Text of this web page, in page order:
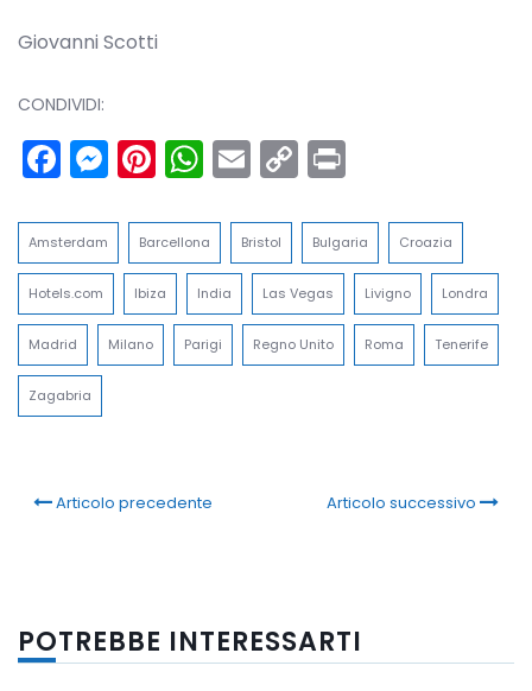
Giovanni Scotti
CONDIVIDI:
Facebook
Messenger
Pinterest
WhatsApp
Email
Copy
Link
Amsterdam Barcellona Bristol Bulgaria Croazia
Hotels.com Ibiza India Las Vegas Livigno Londra
Madrid Milano Parigi Regno Unito Roma Tenerife
Zagabria
Articolo precedente Articolo successivo
POTREBBE INTERESSARTI